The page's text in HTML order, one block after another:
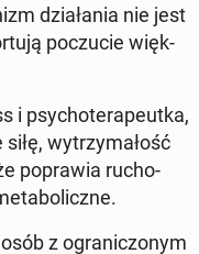
dzia­ła­nia nie jest
po­czu­cie więk­
i psy­cho­te­ra­peut­ka,
wy­trzy­ma­łość
po­pra­wia ru­cho­
z ogra­ni­czo­nym